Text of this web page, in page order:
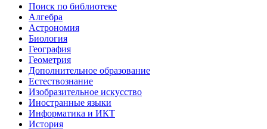
Поиск по библиотеке
Алгебра
Астрономия
Биология
География
Геометрия
Дополнительное образование
Естествознание
Изобразительное искусство
Иностранные языки
Информатика и ИКТ
История